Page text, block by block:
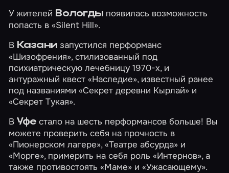
У жителей Вологдыпоявилась возможность
попасть в«Silent Hill».
В Казанизапустился перформанс
«Шизофрения», стилизованный под
психиатрическую лечебницу 1970-х, и
антуражный квест«Наследие», известный ранее
под названиями «Секрет деревни Кырлай» и
«Секрет Тукая».
В Уфе стало на шесть перформансов больше! Вы
можете проверить себя на прочность в
«Пионерском лагере»,«Театре абсурда» и
«Морге», примерить на себя роль«Интернов», а
также противостоять«Маме» и«Ужасающему».